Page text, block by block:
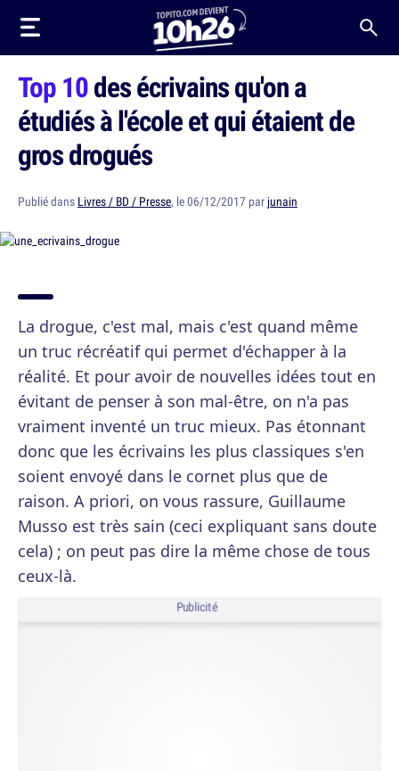
Top 10des écrivains qu'on a
étudiés à l'école et qui étaient de
gros drogués
Publié dans Livres / BD / Presse, le 06/12/2017 par junain
La drogue, c'est mal, mais c'est quand même
un truc récréatif qui permet d'échapper à la
réalité. Et pour avoir de nouvelles idées tout en
évitant de penser à son mal-être, on n'a pas
vraiment inventé un truc mieux. Pas étonnant
donc que les écrivains les plus classiques s'en
soient envoyé dans le cornet plus que de
raison. A priori, on vous rassure, Guillaume
Musso est très sain (ceci expliquant sans doute
cela) ; on peut pas dire la même chose de tous
ceux-là.
Publicité